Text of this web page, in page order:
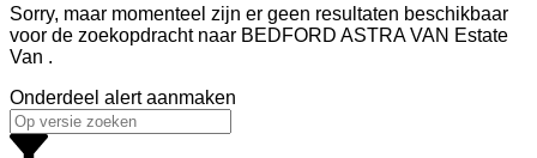
Sorry, maar momenteel zijn er geen resultaten beschikbaar
voor de zoekopdracht naar BEDFORD ASTRA VAN Estate
Van .
Onderdeel alert aanmaken